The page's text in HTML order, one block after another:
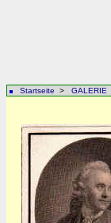
Startseite > GALERIE